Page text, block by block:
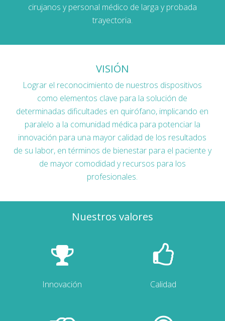
cirujanos y personal médico de larga y probada
trayectoria.
VISIÓN
Lograr el reconocimiento de nuestros dispositivos
como elementos clave para la solución de
determinadas dificultades en quirófano, implicando en
paralelo a la comunidad médica para potenciar la
innovación para una mayor calidad de los resultados
de su labor, en términos de bienestar para el paciente y
de mayor comodidad y recursos para los
profesionales.
Nuestros valores
Innovación Calidad